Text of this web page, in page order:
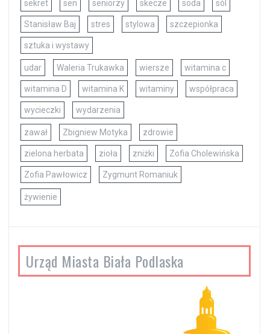
sekret sen seniorzy skecze soda sól
Stanisław Baj stres stylowa szczepionka
sztuka i wystawy
udar Waleria Trukawka wiersze witamina c
witamina D witamina K witaminy współpraca
wycieczki wydarzenia
zawał Zbigniew Motyka zdrowie
zielona herbata zioła zniżki Zofia Cholewińska
Zofia Pawłowicz Zygmunt Romaniuk
żywienie
Urząd Miasta Biała Podlaska